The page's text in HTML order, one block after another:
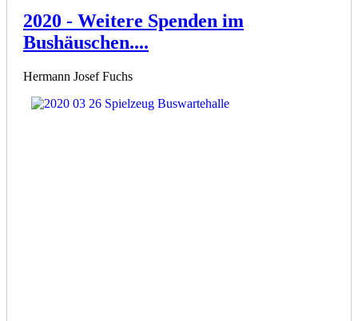
2020 - Weitere Spenden im
Bushäuschen....
Hermann Josef Fuchs